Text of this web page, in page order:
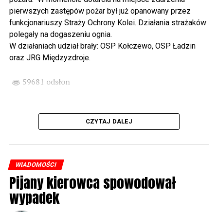
państwa Witkowskich.
Wyjątkowym wydarzeniem będzie koncert w wykonaniu
Kawuś Music Project, podczas którego wysłuchamy
polskich przebojów w jazzowej aranżacji (godz. 20.00
przed biblioteką). Podczas koncertu zaplanowaliśmy dla
Projektów Interreg VI A – Kultura i zrównoważona
turystyka.
(Niemcy), Biblioteka Publiczna Gminy Wolin, Parafia
Rzymskokatolicka w Wolinie
59682 odsłon
pierwszych zastępów pożar był już opanowany przez
funkcjonariuszy Straży Ochrony Kolei. Działania strażaków
polegały na dogaszeniu ognia.
W działaniach udział brały: OSP Kołczewo, OSP Ładzin
oraz JRG Międzyzdroje.
59681 odsłon
CZYTAJ DALEJ
WIADOMOŚCI
Pijany kierowca spowodował
wypadek